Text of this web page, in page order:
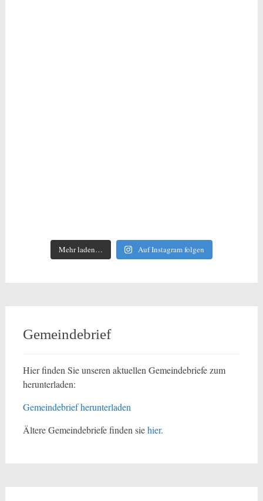
Mehr laden… Auf Instagram folgen
Gemeindebrief
Hier finden Sie unseren aktuellen Gemeindebriefe zum
herunterladen:
Gemeindebrief herunterladen
Ältere Gemeindebriefe finden siehier.